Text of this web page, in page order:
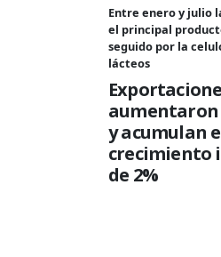
Entre enero y julio
el principal
seguido por la
lácteos
aumentaron
y acumulan
crecimiento
de 2%